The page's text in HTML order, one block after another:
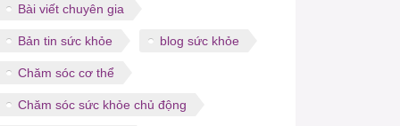
Bài viết chuyên gia
Bản tin sức khỏe blog sức khỏe
Chăm sóc cơ thể
Chăm sóc sức khỏe chủ động